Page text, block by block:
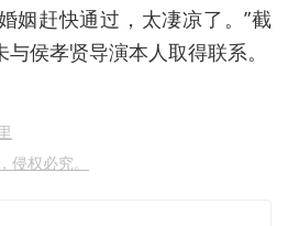
姻赶快通过，太凄凉了。”截
侯孝贤导演本人取得联系。
侵权必究。